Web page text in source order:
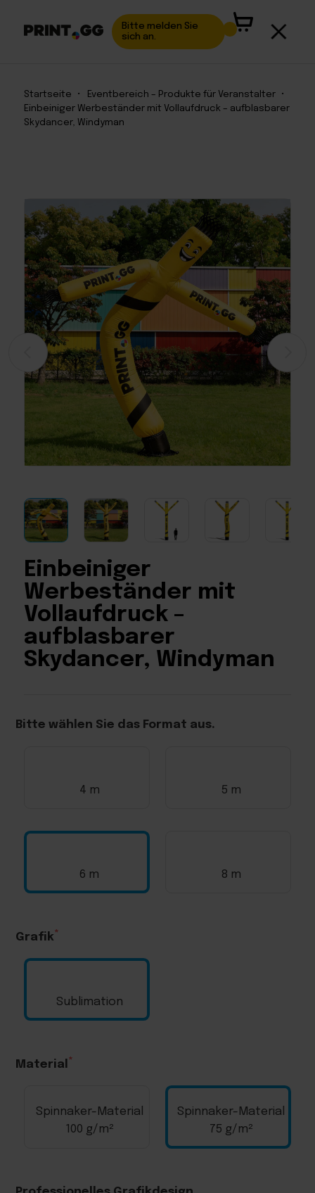
Bitte melden Sie
sich an.
Startseite • Eventbereich – Produkte für Veranstalter
•
Einbeiniger Werbeständer mit Vollaufdruck – aufblasbarer
Skydancer, Windyman
Einbeiniger
Werbeständer mit
Vollaufdruck –
aufblasbarer
Skydancer, Windyman
Bitte wählen Sie das Format aus.
4 m 5 m
6 m 8 m
Grafik
Sublimation
Material
Spinnaker-Material
100 g/m²
Spinnaker-Material
75 g/m²